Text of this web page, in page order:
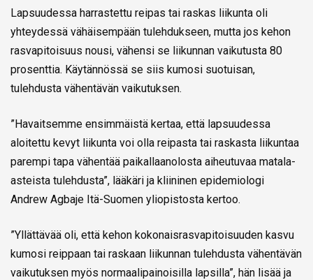
Lapsuudessa harrastettu reipas tai raskas liikunta oli
yhteydessä vähäisempään tulehdukseen, mutta jos kehon
rasvapitoisuus nousi, vähensi se liikunnan vaikutusta 80
prosenttia. Käytännössä se siis kumosi suotuisan,
tulehdusta vähentävän vaikutuksen.
”Havaitsemme ensimmäistä kertaa, että lapsuudessa
aloitettu kevyt liikunta voi olla reipasta tai raskasta liikuntaa
parempi tapa vähentää paikallaanolosta aiheutuvaa matala-
asteista tulehdusta”, lääkäri ja kliininen epidemiologi
Andrew Agbaje Itä-Suomen yliopistosta kertoo.
”Yllättävää oli, että kehon kokonaisrasvapitoisuuden kasvu
kumosi reippaan tai raskaan liikunnan tulehdusta vähentävän
vaikutuksen myös normaalipainoisilla lapsilla”, hän lisää ja